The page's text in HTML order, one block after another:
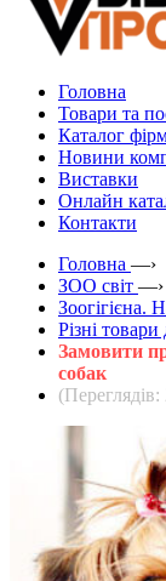
Головна
Товари та
Каталог
Новини
Виставки
Онлайн
Контакти
Головна —›
ЗOO світ —›
Зоогігієна.
Різні
Замовити
собак